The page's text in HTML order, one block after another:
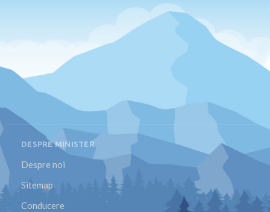
DESPRE MINISTER
Despre noi
Sitemap
Conducere